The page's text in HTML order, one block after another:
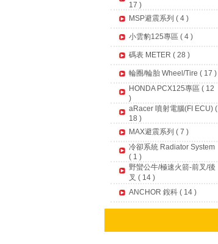
17 )
MSP避震系列 ( 4 )
小雲豹125專區 ( 4 )
碼表 METER ( 28 )
輪圈/輪胎 Wheel/Tire ( 17 )
HONDA PCX125專區 ( 12
)
aRacer 噴射電腦(FI ECU) (
18 )
MAX避震系列 ( 7 )
冷卻系統 Radiator System
( 1 )
野蠻公牛/極速火箭-前叉/後
叉 ( 14 )
ANCHOR 銨科 ( 14 )